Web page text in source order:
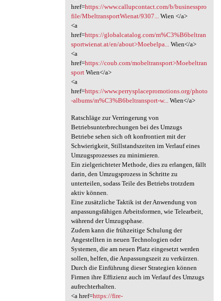
href=https://www.callupcontact.com/b/businesspro
file/MbeltransportWienat/9307...Wien </a>
<a
href=https://globalcatalog.com/m%C3%B6beltran
sportwienat.at/en/about>Moebelpa...Wien</a>
<a
href=https://coub.com/mobeltransport>Moebeltran
sportWien</a>
<a
href=https://www.perrysplacepromotions.org/photo
-albums/m%C3%B6beltransport-w...Wien</a>
Ratschläge zur Verringerung von
Betriebsunterbrechungen bei des Umzugs
Betriebe sehen sich oft konfrontiert mit der
Schwierigkeit, Stillstandszeiten im Verlauf eines
Umzugsprozesses zu minimieren.
Ein zielgerichteter Methode, dies zu erlangen, fällt
darin, den Umzugsprozess in Schritte zu
unterteilen, sodass Teile des Betriebs trotzdem
aktiv können.
Eine zusätzliche Taktik ist der Anwendung von
anpassungsfähigen Arbeitsformen, wie Telearbeit,
während der Umzugsphase.
Zudem kann die frühzeitige Schulung der
Angestellten in neuen Technologien oder
Systemen, die am neuen Platz eingesetzt werden
sollen, helfen, die Anpassungszeit zu verkürzen.
Durch die Einführung dieser Strategien können
Firmen ihre Effizienz auch im Verlauf des Umzugs
aufrechterhalten.
<a href=https://fire-